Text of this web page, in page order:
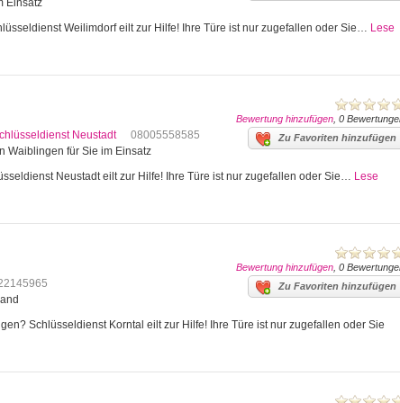
Einsatz
Weilimdorf eilt zur Hilfe! Ihre Türe ist nur zugefallen oder Sie… Lese
Bewertung hinzufügen , 0
Neustadt Zu Favoriten hinzufügen
08005558585
Waiblingen für Sie im Einsatz
Neustadt eilt zur Hilfe! Ihre Türe ist nur zugefallen oder Sie… Lese
Bewertung hinzufügen , 0
Zu Favoriten hinzufügen
Schlüsseldienst Korntal eilt zur Hilfe! Ihre Türe ist nur zugefallen oder Sie